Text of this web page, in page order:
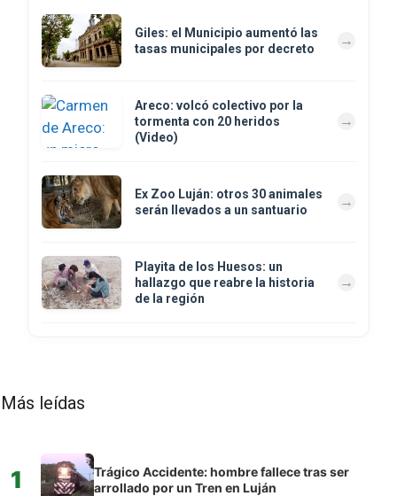
Giles: el Municipio aumentó las
tasas municipales por decreto
Areco: volcó colectivo por la
tormenta con 20 heridos
(Video)
Ex Zoo Luján: otros 30 animales
serán llevados a un santuario
Playita de los Huesos: un
hallazgo que reabre la historia
de la región
Más leídas
1
Trágico Accidente: hombre fallece tras ser
arrollado por un Tren en Luján